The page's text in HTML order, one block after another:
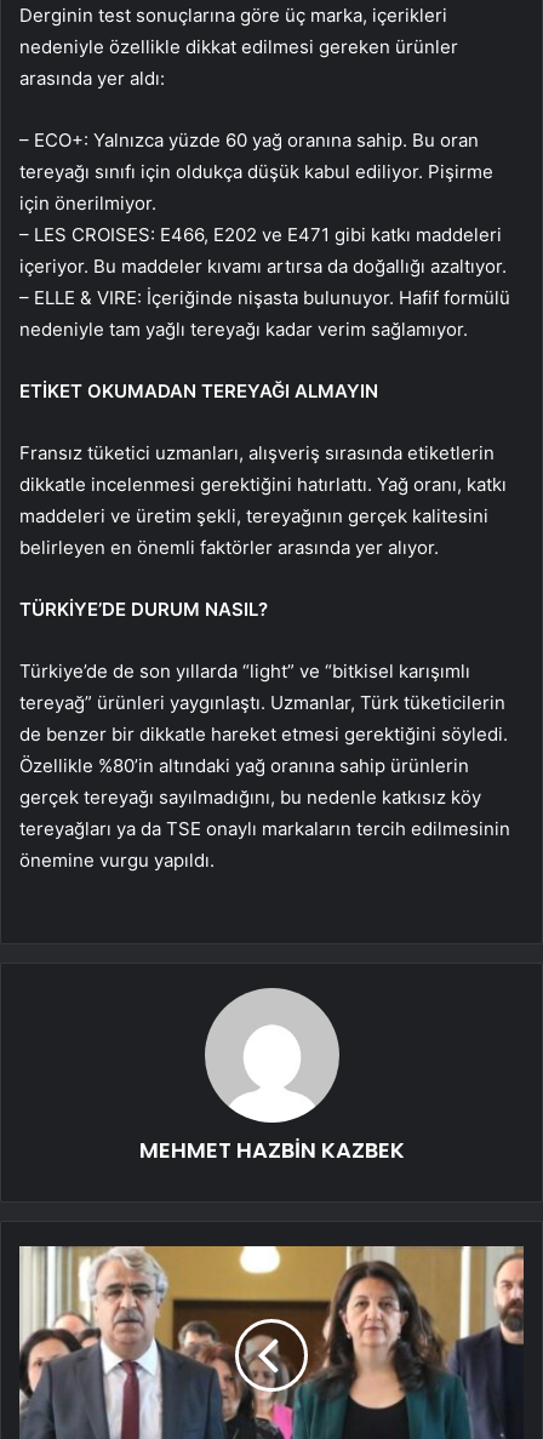
Derginin test sonuçlarına göre üç marka, içerikleri
nedeniyle özellikle dikkat edilmesi gereken ürünler
arasında yer aldı:
– ECO+: Yalnızca yüzde 60 yağ oranına sahip. Bu oran
tereyağı sınıfı için oldukça düşük kabul ediliyor. Pişirme
için önerilmiyor.
– LES CROISES: E466, E202 ve E471 gibi katkı maddeleri
içeriyor. Bu maddeler kıvamı artırsa da doğallığı azaltıyor.
– ELLE & VIRE: İçeriğinde nişasta bulunuyor. Hafif formülü
nedeniyle tam yağlı tereyağı kadar verim sağlamıyor.
ETİKET OKUMADAN TEREYAĞI ALMAYIN
Fransız tüketici uzmanları, alışveriş sırasında etiketlerin
dikkatle incelenmesi gerektiğini hatırlattı. Yağ oranı, katkı
maddeleri ve üretim şekli, tereyağının gerçek kalitesini
belirleyen en önemli faktörler arasında yer alıyor.
TÜRKİYE’DE DURUM NASIL?
Türkiye’de de son yıllarda “light” ve “bitkisel karışımlı
tereyağ” ürünleri yaygınlaştı. Uzmanlar, Türk tüketicilerin
de benzer bir dikkatle hareket etmesi gerektiğini söyledi.
Özellikle %80’in altındaki yağ oranına sahip ürünlerin
gerçek tereyağı sayılmadığını, bu nedenle katkısız köy
tereyağları ya da TSE onaylı markaların tercih edilmesinin
önemine vurgu yapıldı.
MEHMET HAZBİN KAZBEK